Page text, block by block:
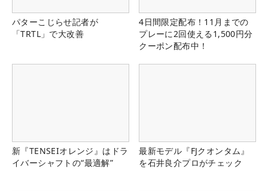
パターこじらせ記者が
「TRTL」で大改善
4日間限定配布！11月までの
プレーに2回使える1,500円分
クーポン配布中！
新『TENSEIオレンジ』はドラ
イバーシャフトの“最適解”
最新モデル『FJクオンタム』
を石井良介プロがチェック